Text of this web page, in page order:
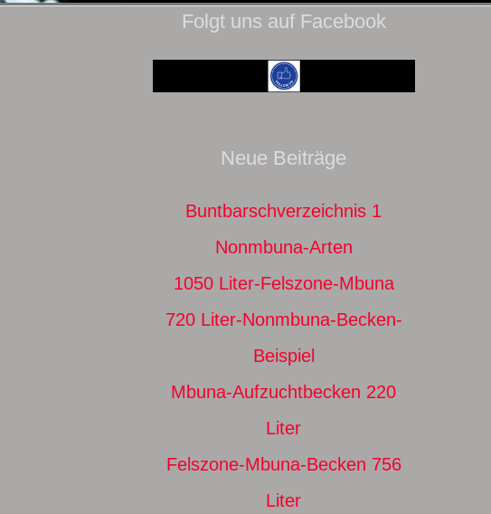
Folgt uns auf Facebook
Neue Beiträge
Buntbarschverzeichnis 1
Nonmbuna-Arten
1050 Liter-Felszone-Mbuna
720 Liter-Nonmbuna-Becken-
Beispiel
Mbuna-Aufzuchtbecken 220
Liter
Felszone-Mbuna-Becken 756
Liter